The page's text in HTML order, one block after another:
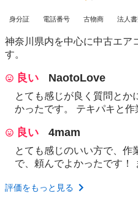
身分証 電話番号 古物商 法人
神奈川県内を中心に中古エア
す。
良い NaotoLove
とても感じが良く質問とか
かったです。 テキパキと作
良い 4mam
とても感じのいい方で、作
で、頼んでよかったです！
評価をもっと見る